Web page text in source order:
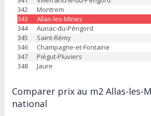
342
Montrem
343
Allas-les-Mines
344
Auriac-du-Périgord
345
Saint-Rémy
346
Champagne-et-Fontaine
347
Piégut-Pluviers
348
Jaure
Comparer prix au m2 Allas-les-
national